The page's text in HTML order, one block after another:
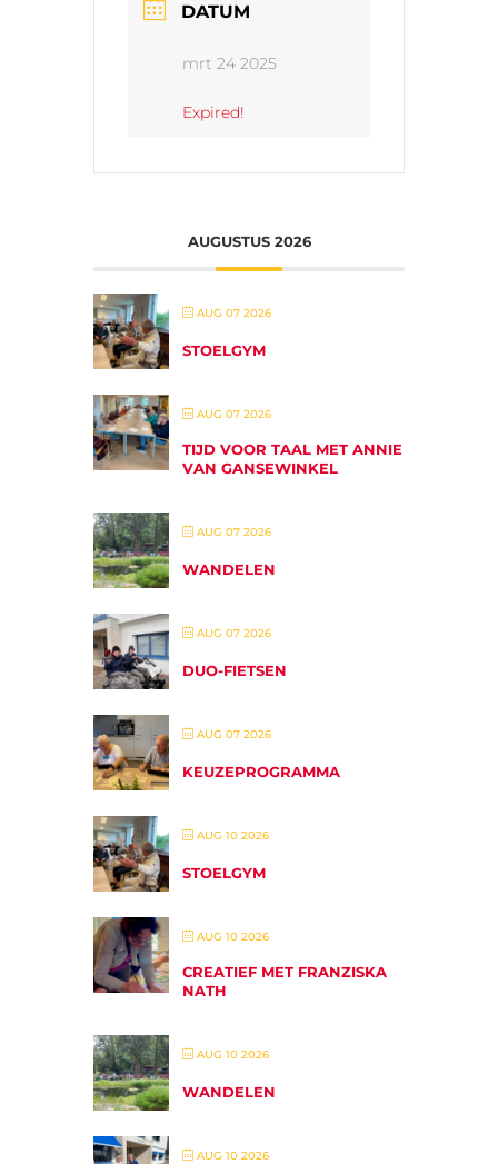
DATUM
mrt 24 2025
Expired!
AUGUSTUS 2026
AUG 07 2026
STOELGYM
AUG 07 2026
TIJD VOOR TAAL MET ANNIE
VAN GANSEWINKEL
AUG 07 2026
WANDELEN
AUG 07 2026
DUO-FIETSEN
AUG 07 2026
KEUZEPROGRAMMA
AUG 10 2026
STOELGYM
AUG 10 2026
CREATIEF MET FRANZISKA
NATH
AUG 10 2026
WANDELEN
AUG 10 2026